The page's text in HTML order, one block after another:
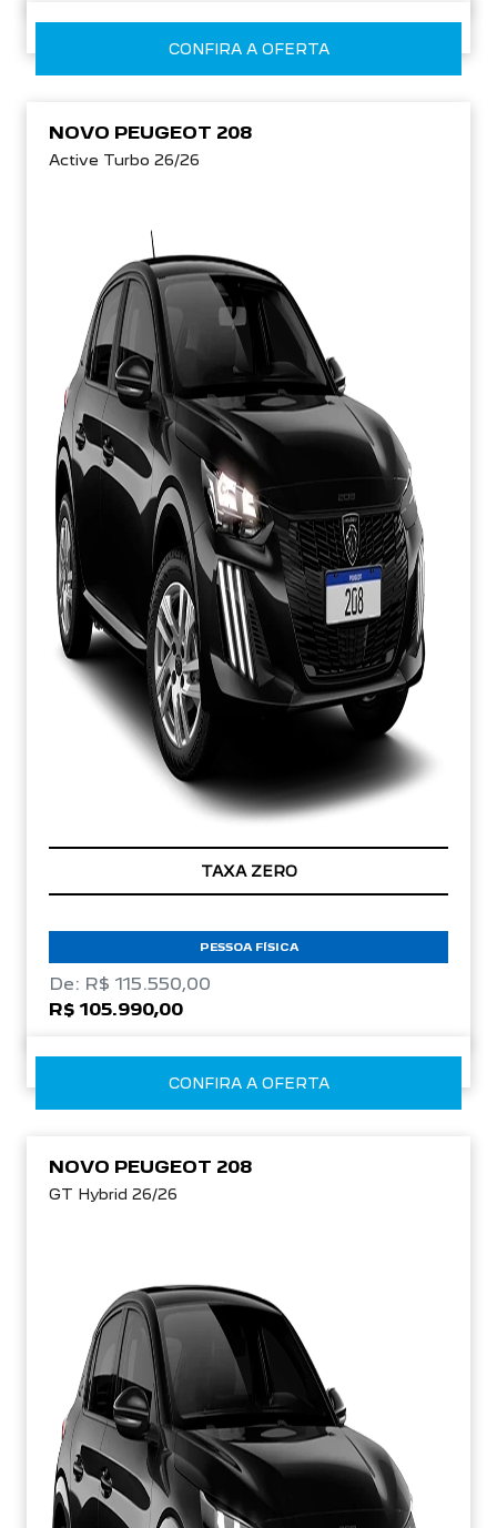
CONFIRA A OFERTA
NOVO PEUGEOT 208
Active Turbo 26/26
TAXA ZERO
PESSOA FÍSICA
De: R$ 115.550,00
R$ 105.990,00
CONFIRA A OFERTA
NOVO PEUGEOT 208
GT Hybrid 26/26